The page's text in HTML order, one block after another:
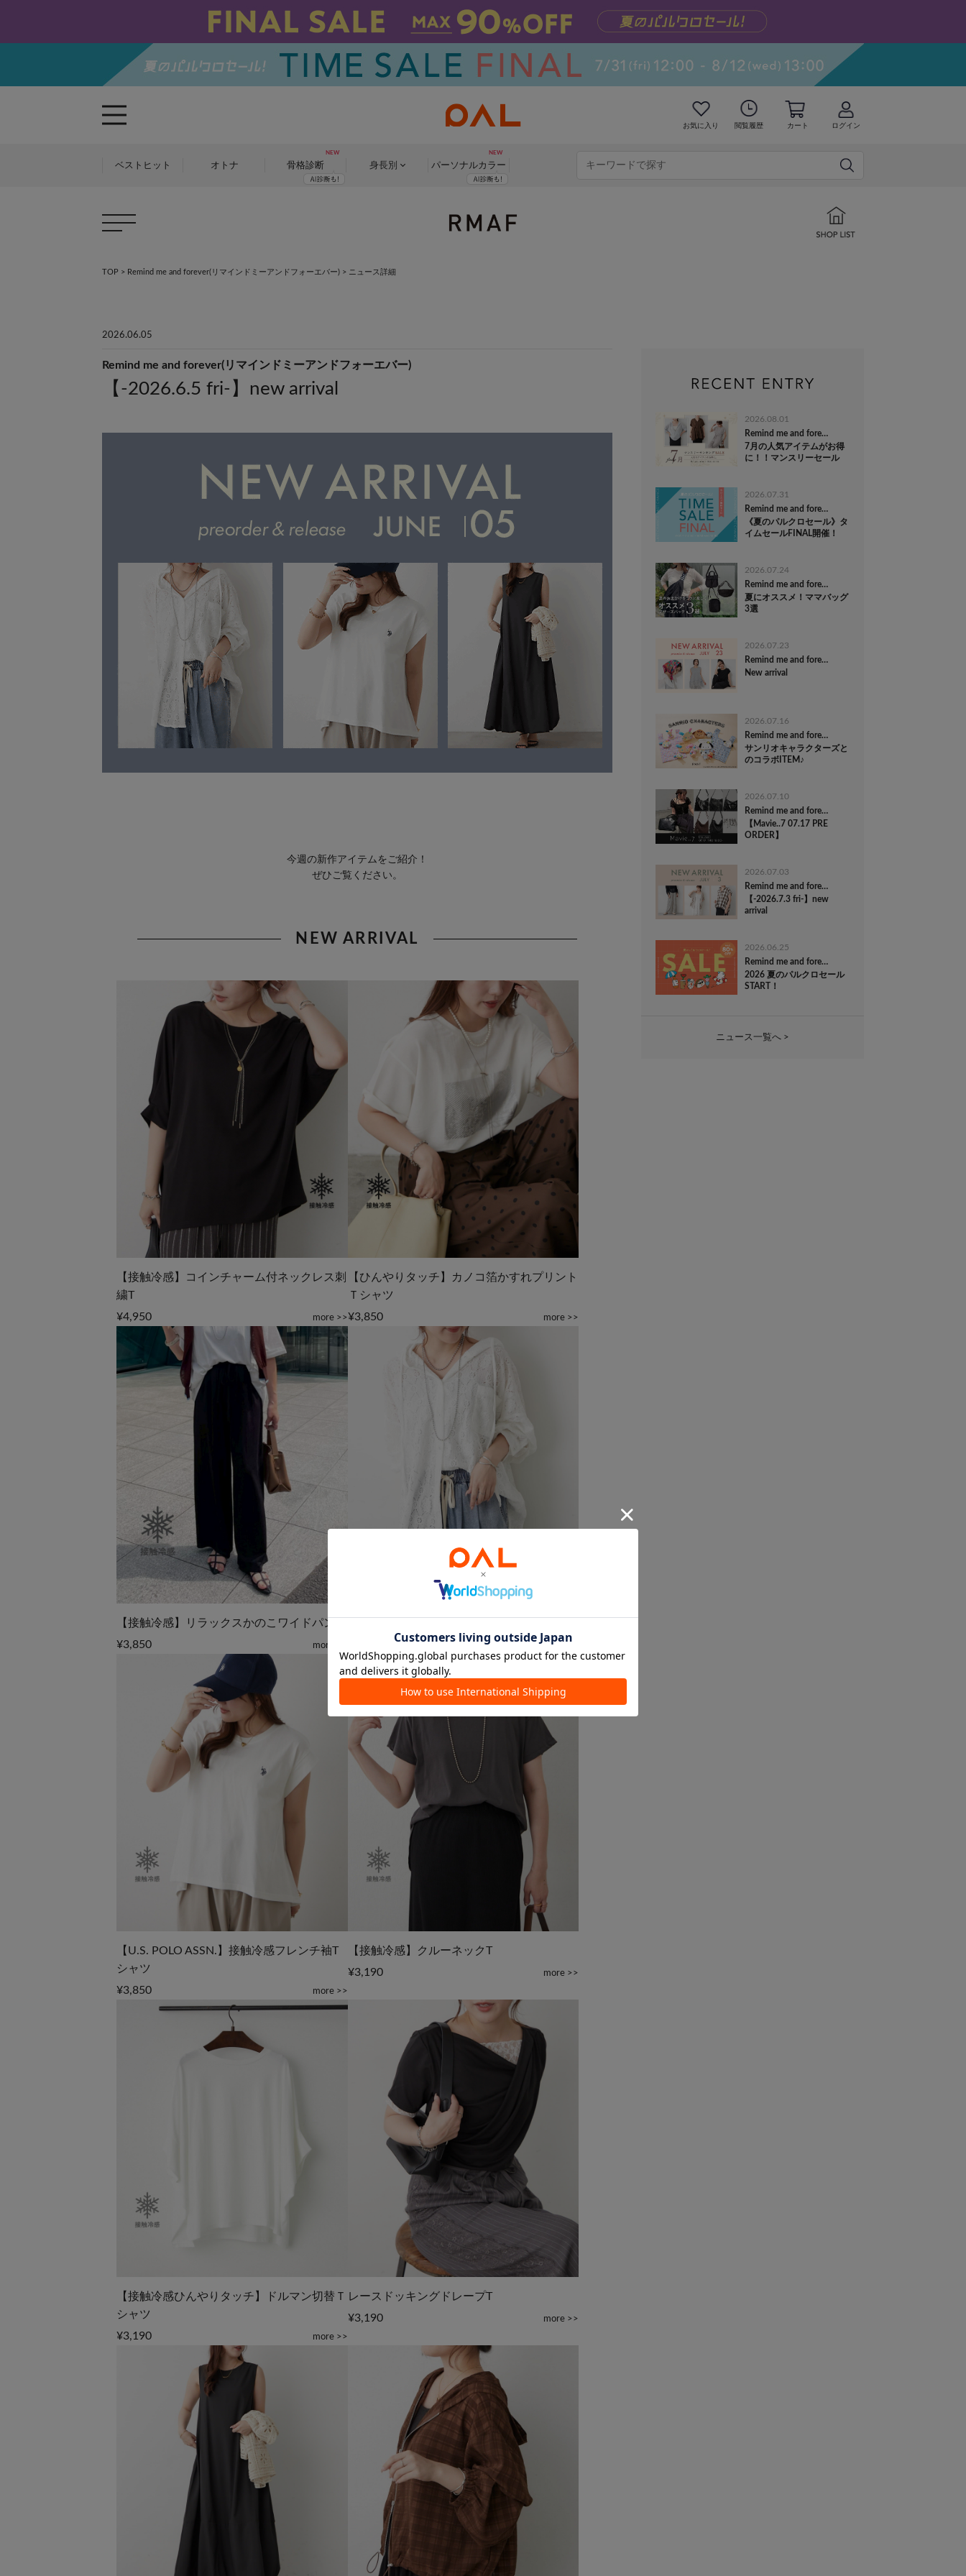
お気に入り 閲覧履歴 カート ログイン
ベストヒット オトナ 骨格診断 身長別 パーソナルカラー
TOP > Remind me and forever(リマインドミーアンドフォーエバー) > ニュース詳細
2026.06.05
Remind me and forever(リマインドミーアンドフォーエバー)
【-2026.6.5 fri-】new arrival
今週の新作アイテムをご紹介！
ぜひご覧ください。
NEW ARRIVAL
【接触冷感】コインチャーム付ネックレス刺
繍T
¥4,950
more >>
【ひんやりタッチ】カノコ箔かすれプリント
Ｔシャツ
¥3,850
more >>
【接触冷感】リラックスかのこワイドパンツ
¥3,850
more >> more >>
【U.S. POLO ASSN.】接触冷感フレンチ袖T
シャツ
¥3,850
more >>
【接触冷感】クルーネックT
¥3,190
more >>
【接触冷感ひんやりタッチ】ドルマン切替Ｔ
シャツ
¥3,190
more >>
レースドッキングドレープT
¥3,190
more >>
2026.08.01
Remind me and forever
7月の人気アイテムがお得
に！！マンスリーセール
2026.07.31
Remind me and forever
《夏のパルクロセール》タ
イムセールFINAL開催！
2026.07.24
Remind me and forever
夏にオススメ！ママバッグ
3選
2026.07.23
Remind me and forever
New arrival
2026.07.16
Remind me and forever
サンリオキャラクターズと
のコラボITEM♪
2026.07.10
Remind me and forever
【Mavie..7 07.17 PRE
ORDER】
2026.07.03
Remind me and forever
【-2026.7.3 fri-】new
arrival
2026.06.25
Remind me and forever
2026 夏のパルクロセール
START！
ニュース一覧へ >